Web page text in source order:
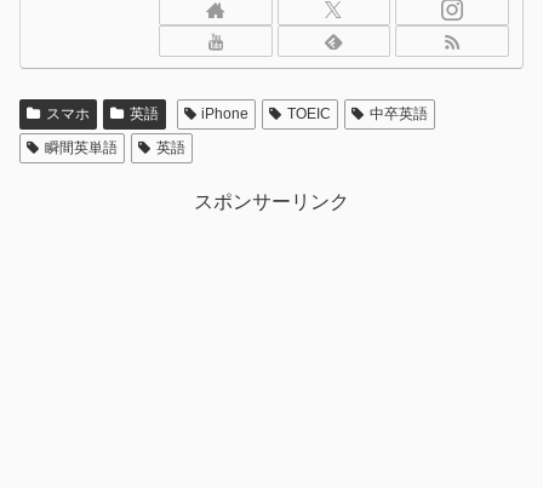
スマホ 英語 iPhone TOEIC
中卒英語
瞬間英単語
英語
スポンサーリンク